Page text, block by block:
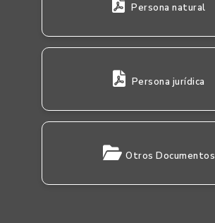
Persona natural
Persona jurídica
Otros Documentos